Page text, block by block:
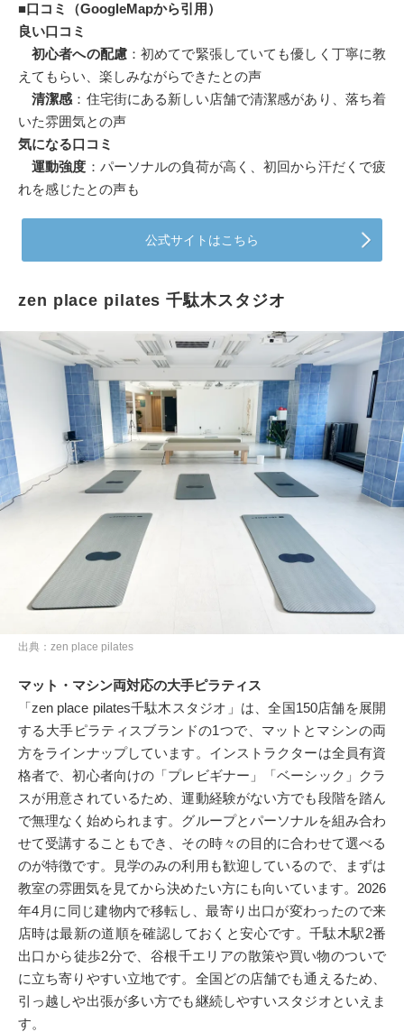
■口コミ（GoogleMapから引用）
良い口コミ
初心者への配慮：初めてで緊張していても優しく丁寧に教
えてもらい、楽しみながらできたとの声
清潔感 ：住宅街にある新しい店舗で清潔感があり、落ち着
いた雰囲気との声
気になる口コミ
運動強度 ：パーソナルの負荷が高く、初回から汗だくで疲
れを感じたとの声も
公式サイトはこちら
zen place pilates 千駄木スタジオ
出典：zen place pilates
マット・マシン両対応の大手ピラティス
「zen place pilates千駄木スタジオ」は、全国150店舗を展開
する大手ピラティスブランドの1つで、マットとマシンの両
方をラインナップしています。インストラクターは全員有資
格者で、初心者向けの「プレビギナー」「ベーシック」クラ
スが用意されているため、運動経験がない方でも段階を踏ん
で無理なく始められます。グループとパーソナルを組み合わ
せて受講することもでき、その時々の目的に合わせて選べる
のが特徴です。見学のみの利用も歓迎しているので、まずは
教室の雰囲気を見てから決めたい方にも向いています。2026
年4月に同じ建物内で移転し、最寄り出口が変わったので来
店時は最新の道順を確認しておくと安心です。千駄木駅2番
出口から徒歩2分で、谷根千エリアの散策や買い物のついで
に立ち寄りやすい立地です。全国どの店舗でも通えるため、
引っ越しや出張が多い方でも継続しやすいスタジオといえま
す。